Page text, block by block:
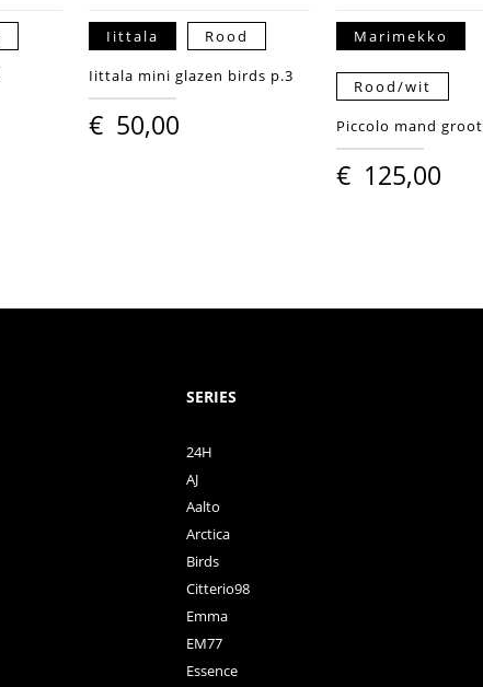
Iittala Rood
Iittala mini glazen birds p.3
€ 50,00
Marimekko
Rood/wit
Piccolo mand groot
€ 125,00
SERIES
24H
AJ
Aalto
Arctica
Birds
Citterio98
Emma
EM77
Essence